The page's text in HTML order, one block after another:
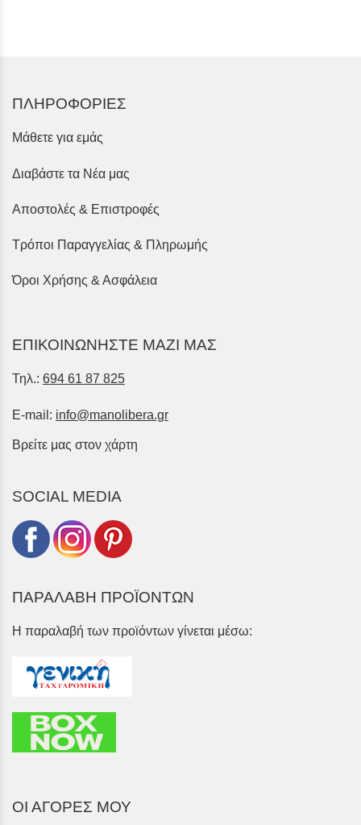
ΠΛΗΡΟΦΟΡΙΕΣ
Μάθετε για εμάς
Διαβάστε τα Νέα μας
Αποστολές & Επιστροφές
Τρόποι Παραγγελίας & Πληρωμής
Όροι Χρήσης & Ασφάλεια
ΕΠΙΚΟΙΝΩΝΗΣΤΕ ΜΑΖΙ ΜΑΣ
Τηλ.: 694 61 87 825
E-mail: info@manolibera.gr
Βρείτε μας στον χάρτη
SOCIAL MEDIA
ΠΑΡΑΛΑΒΗ ΠΡΟΪΟΝΤΩΝ
Η παραλαβή των προϊόντων γίνεται μέσω:
ΟΙ ΑΓΟΡΕΣ ΜΟΥ